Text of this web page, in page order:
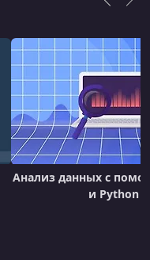
03:03:10
00:12:52
Анализ данных с
и Python